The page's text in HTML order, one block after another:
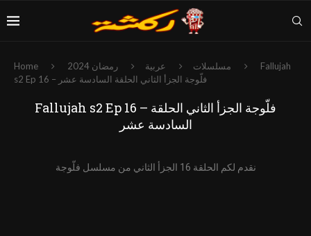
Home مسلسلات عربية رمضان 2024
Fallujah
s2 Ep 16 – فلّوجة الجزأ الثاني الحلقة السادسة عشر
Fallujah s2 Ep 16 – فلّوجة الجزأ الثاني الحلقة
السادسة عشر
نقدم لكم الحلقة 16 الجزأ الثاني من مسلسل فلّوجة